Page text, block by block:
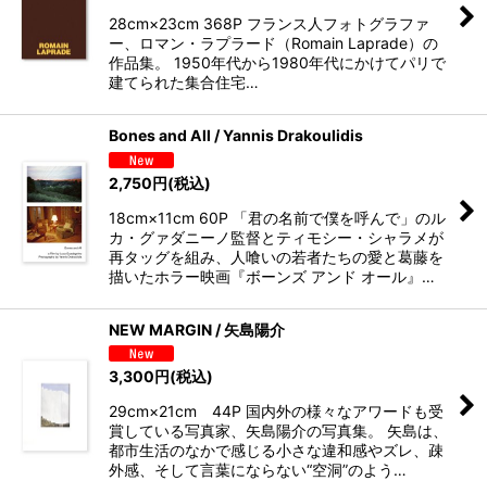
28cm×23cm 368P フランス人フォトグラファ
ー、ロマン・ラプラード（Romain Laprade）の
作品集。 1950年代から1980年代にかけてパリで
建てられた集合住宅…
Bones and All / Yannis Drakoulidis
2,750円(税込)
18cm×11cm 60P 「君の名前で僕を呼んで」のル
カ・グァダニーノ監督とティモシー・シャラメが
再タッグを組み、人喰いの若者たちの愛と葛藤を
描いたホラー映画『ボーンズ アンド オール』…
NEW MARGIN / 矢島陽介
3,300円(税込)
29cm×21cm 44P 国内外の様々なアワードも受
賞している写真家、矢島陽介の写真集。 矢島は、
都市生活のなかで感じる小さな違和感やズレ、疎
外感、そして言葉にならない“空洞”のよう…